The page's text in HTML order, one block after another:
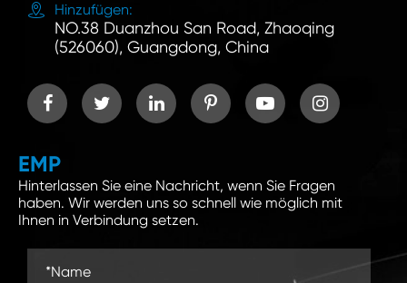

Hinzufügen:
NO.38 Duanzhou San Road, Zhaoqing
(526060), Guangdong, China
EMP
Hinterlassen Sie eine Nachricht, wenn Sie Fragen
haben. Wir werden uns so schnell wie möglich mit
Ihnen in Verbindung setzen.